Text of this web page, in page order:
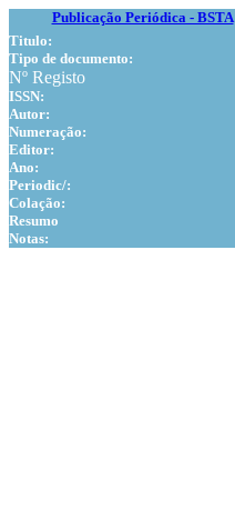
Publicação Periódica - BSTA
Titulo:
Tipo de documento:
Nº Registo
ISSN:
Autor:
Numeração:
Editor:
Ano:
Periodic/:
Colação:
Resumo
Notas: